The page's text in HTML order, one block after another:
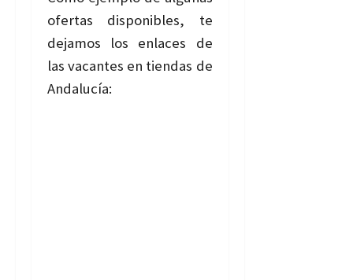
ofertas disponibles, te
dejamos los enlaces de
las vacantes en tiendas de
Andalucía: